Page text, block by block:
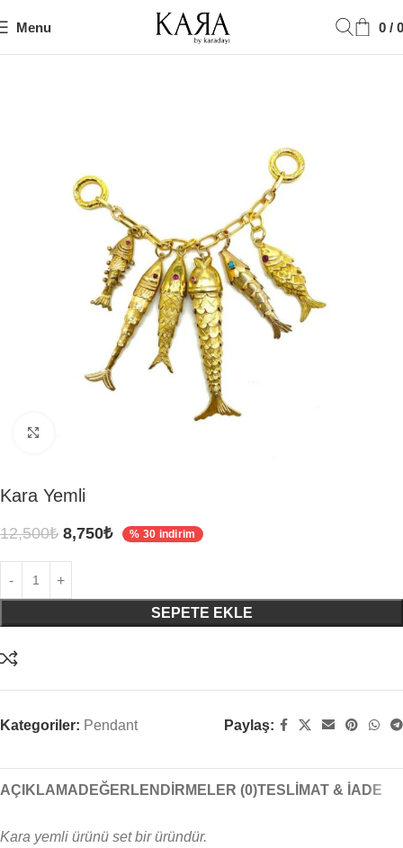
Menu 0 / 0
Kara Yemli
12,500₺ 8,750₺ % 30 indirim
SEPETE EKLE
Kategoriler: Pendant Paylaş:
AÇIKLAMA DEĞERLENDIRMELER (0)TESLIMAT & İADE
Kara yemli ürünü set bir üründür.